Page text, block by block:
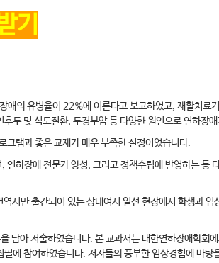
기
애의 유병율이 22%에 이른다고 보고하였고, 재활치료
두 및 식도질환, 두경부암 등 다양한 원인으로 연하장
그램과 좋은 교재가 매우 부족한 실정이었습니다.
하장애 전문가 양성, 그리고 정책수립에 반영하는 등
서만 출간되어 있는 상태여서 일선 현장에서 학생과 임
담아 저술하였습니다. 본 교과서는 대한연하장애학회
에 참여하였습니다. 저자들의 풍부한 임상경험에 바탕